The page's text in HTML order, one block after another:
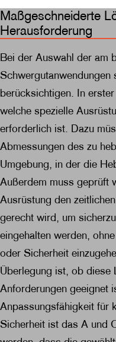
Maßgeschneiderte
Herausforderung
Bei der Auswahl der am
Schwergutanwendungen
berücksichtigen. In
welche spezielle
erforderlich ist. Dazu
Abmessungen des zu
Umgebung, in der die
Außerdem muss geprüft
Ausrüstung den
gerecht wird, um
eingehalten werden,
oder Sicherheit
Überlegung ist, ob diese
Anforderungen geeignet
Anpassungsfähigkeit für
Sicherheit ist das A und